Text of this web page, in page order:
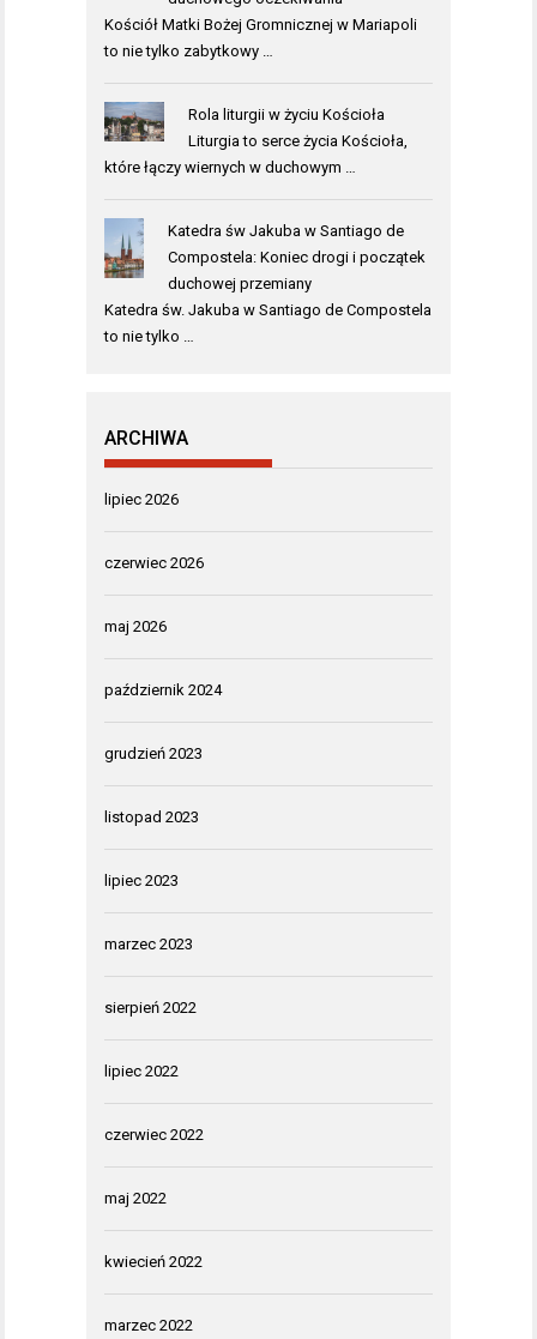
Kościół Matki Bożej Gromnicznej w Mariapoli
to nie tylko zabytkowy …
Rola liturgii w życiu Kościoła
Liturgia to serce życia Kościoła,
które łączy wiernych w duchowym …
Katedra św Jakuba w Santiago de
Compostela: Koniec drogi i początek
duchowej przemiany
Katedra św. Jakuba w Santiago de Compostela
to nie tylko …
ARCHIWA
lipiec 2026
czerwiec 2026
maj 2026
październik 2024
grudzień 2023
listopad 2023
lipiec 2023
marzec 2023
sierpień 2022
lipiec 2022
czerwiec 2022
maj 2022
kwiecień 2022
marzec 2022